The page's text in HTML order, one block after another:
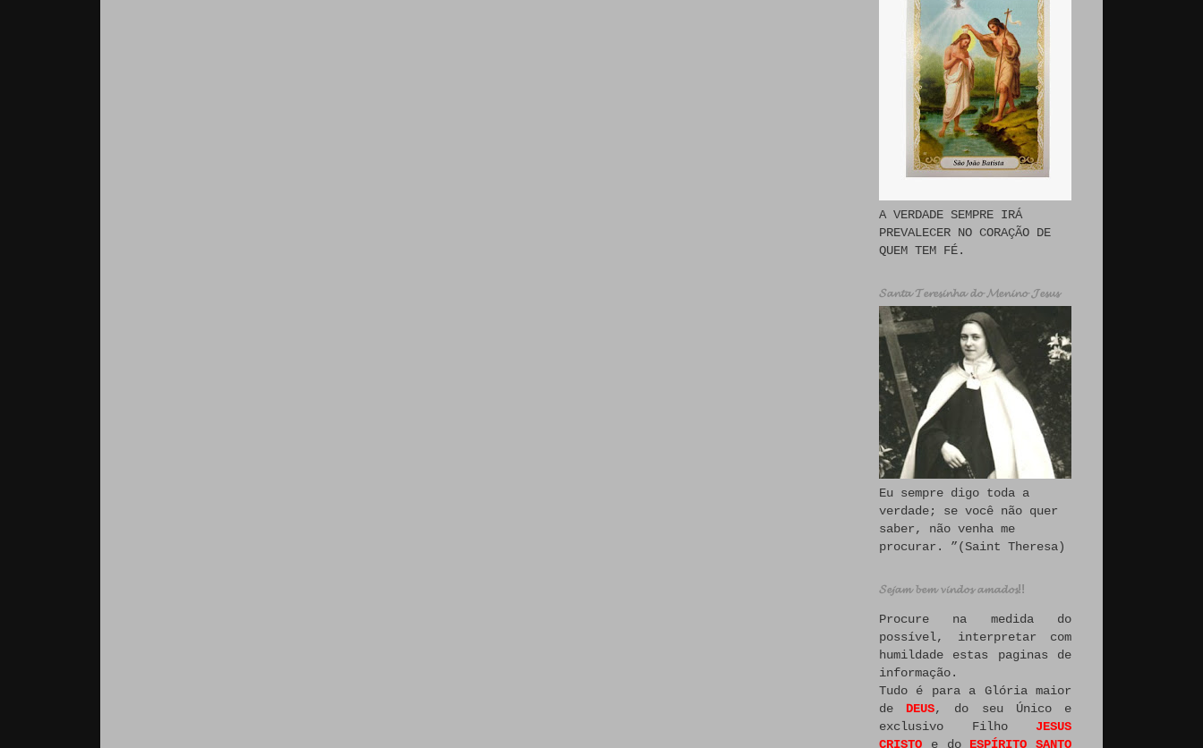
A VERDADE SEMPRE IRÁ
PREVALECER NO CORAÇÃO DE
QUEM TEM FÉ.
𝓢𝓪𝓷𝓽𝓪 𝓣𝓮𝓻𝓮𝓼𝓲𝓷𝓱𝓪 𝓭𝓸 𝓜𝓮𝓷𝓲𝓷𝓸 𝓙𝓮𝓼𝓾𝓼
Eu sempre digo toda a
verdade; se você não quer
saber, não venha me
procurar. ”(Saint Theresa)
𝓢𝓮𝓳𝓪𝓶 𝓫𝓮𝓶 𝓿𝓲𝓷𝓭𝓸𝓼 𝓪𝓶𝓪𝓭𝓸𝓼!!
Procure na medida do
possível, interpretar com
humildade estas paginas de
informação.
Tudo é para a Glória maior
de DEUS, do seu Único e
exclusivo Filho JESUS
CRISTO e do ESPÍRITO SANTO